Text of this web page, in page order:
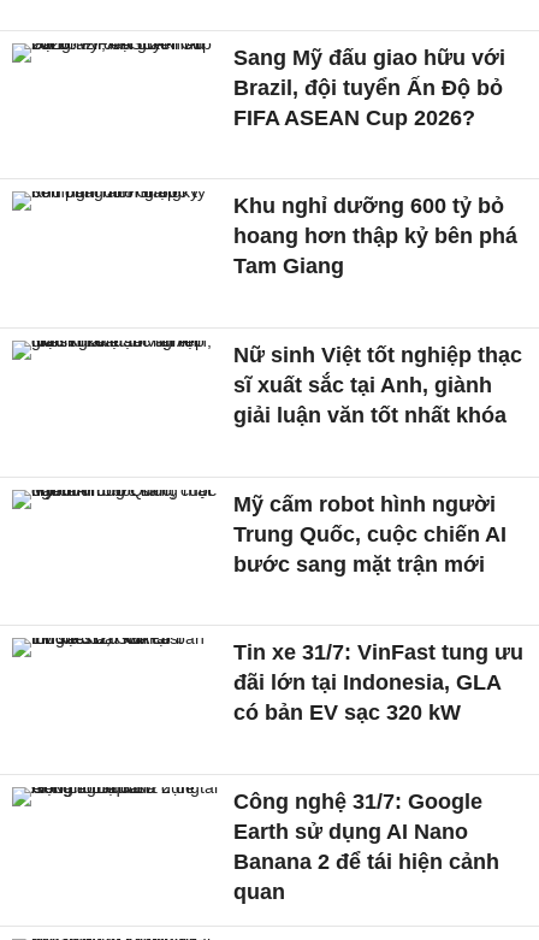
Sang Mỹ đấu giao hữu với
Brazil, đội tuyển Ấn Độ bỏ
FIFA ASEAN Cup 2026?
Khu nghỉ dưỡng 600 tỷ bỏ
hoang hơn thập kỷ bên phá
Tam Giang
Nữ sinh Việt tốt nghiệp thạc
sĩ xuất sắc tại Anh, giành
giải luận văn tốt nhất khóa
Mỹ cấm robot hình người
Trung Quốc, cuộc chiến AI
bước sang mặt trận mới
Tin xe 31/7: VinFast tung ưu
đãi lớn tại Indonesia, GLA
có bản EV sạc 320 kW
Công nghệ 31/7: Google
Earth sử dụng AI Nano
Banana 2 để tái hiện cảnh
quan